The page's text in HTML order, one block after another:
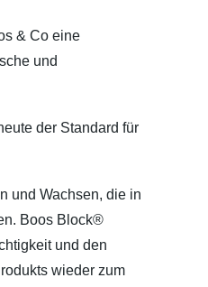
& Co eine
und
der Standard für
und Wachsen, die in
Boos Block®
und den
wieder zum